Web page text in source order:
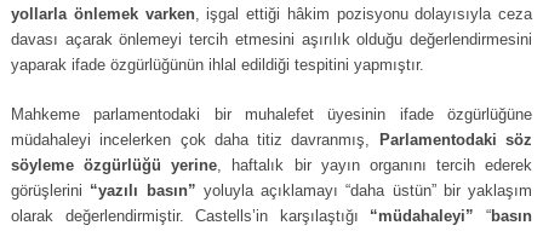
yollarla önlemek varken, işgal ettiği hâkim pozisyonu dolayısıyla ceza
davası açarak önlemeyi tercih etmesini aşırılık olduğu değerlendirmesini
yaparak ifade özgürlüğünün ihlal edildiği tespitini yapmıştır.
Mahkeme parlamentodaki bir muhalefet üyesinin ifade özgürlüğüne
müdahaleyi incelerken çok daha titiz davranmış,
Parlamentodaki söz
söyleme özgürlüğü yerine, haftalık bir yayın organını tercih ederek
görüşlerini “yazılı basın” yoluyla açıklamayı “daha üstün” bir yaklaşım
olarak değerlendirmiştir. Castells’in karşılaştığı “müdahaleyi” “basın